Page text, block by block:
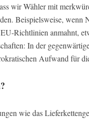
wir Wähler mit
Beispielsweise, wenn
Richtlinien anmahnt,
In der
Aufwand für
wie das